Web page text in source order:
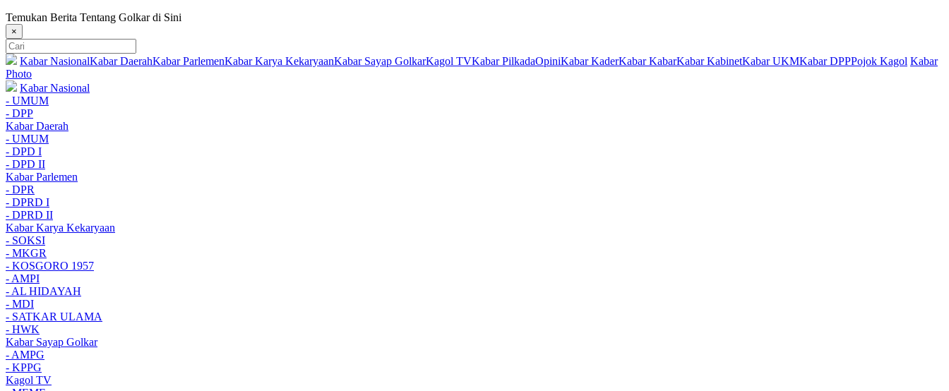
Temukan Berita Tentang Golkar di Sini
×
Kabar NasionalKabar DaerahKabar ParlemenKabar Karya KekaryaanKabar Sayap GolkarKagol TVKabar PilkadaOpiniKabar KaderKabar KabarKabar KabinetKabar UKMKabar DPPPojok Kagol Kabar
Photo
Kabar Nasional
- UMUM
- DPP
Kabar Daerah
- UMUM
- DPD I
- DPD II
Kabar Parlemen
- DPR
- DPRD I
- DPRD II
Kabar Karya Kekaryaan
- SOKSI
- MKGR
- KOSGORO 1957
- AMPI
- AL HIDAYAH
- MDI
- SATKAR ULAMA
- HWK
Kabar Sayap Golkar
- AMPG
- KPPG
Kagol TV